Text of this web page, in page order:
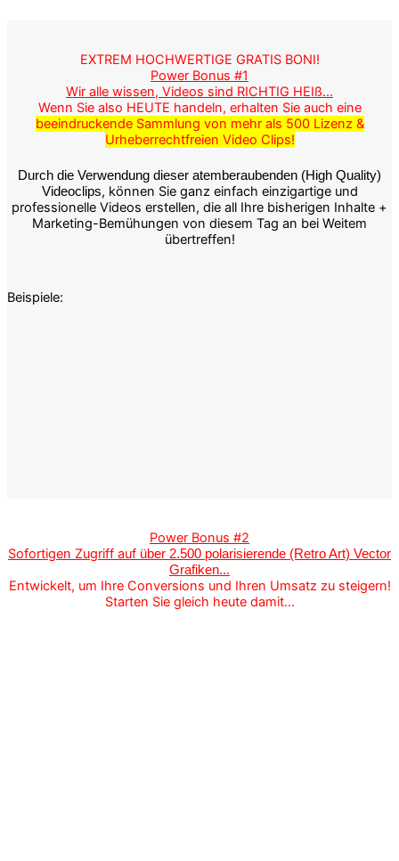
EXTREM HOCHWERTIGE GRATIS BONI!
Power Bonus #1
Wir alle wissen, Videos sind RICHTIG HEIß...
Wenn Sie also HEUTE handeln, erhalten Sie auch eine
beeindruckende Sammlung von mehr als 500 Lizenz &
Urheberrechtfreien Video Clips!
Durch die Verwendung dieser atemberaubenden (High Quality)
Videoclips, können Sie ganz einfach einzigartige und
professionelle Videos erstellen, die all Ihre bisherigen Inhalte +
Marketing-Bemühungen von diesem Tag an bei Weitem
übertreffen!
Beispiele:
Power Bonus #2
Sofortigen Zugriff auf über 2.500 polarisierende (Retro Art) Vector
Grafiken...
Entwickelt, um Ihre Conversions und Ihren Umsatz zu steigern!
Starten Sie gleich heute damit...